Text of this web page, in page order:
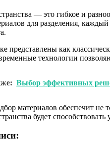
— это гибкое и
для разделения,
представлены как
технологии
Выбор эффективных
материалов обеспечит не
будет